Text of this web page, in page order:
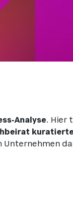
Analyse. Hier
Unternehmen